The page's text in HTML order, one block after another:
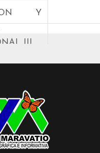
Y
III
DE
Y
DEL